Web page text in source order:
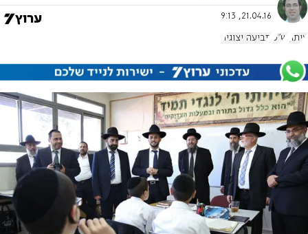
21.04.16, 9:13
עיתון ש"ס תביעה יצוגית